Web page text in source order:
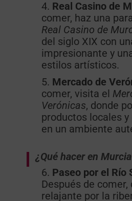
Real Casino de
comer, haz una
Real Casino de
del siglo XIX con
impresionante y
estilos artísticos.
Mercado de
comer, visita el
Verónicas, donde
productos locales
en un ambiente
¿Qué hacer en
Paseo por el Río
Después de comer,
relajante por la